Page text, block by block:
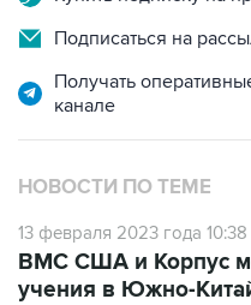
Подписаться на
Получать
канале
НОВОСТИ ПО ТЕМЕ
13 февраля 2023 года 10:38
ВМС США и Корпус
учения в Южно-